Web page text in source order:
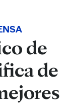
de
de